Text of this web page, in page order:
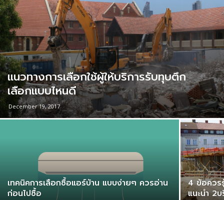
แนวทางการเลือกใช้ผู้ให้บริการรับทุบตึก
เลือกแบบไหนดี
December 19, 2017
เทคนิคการเลือกซื้อแอร์บ้าน แบบง่ายๆ ควรอ่าน
ก่อนไปซื้อ
4 ข้อควร
แนะนำ 2